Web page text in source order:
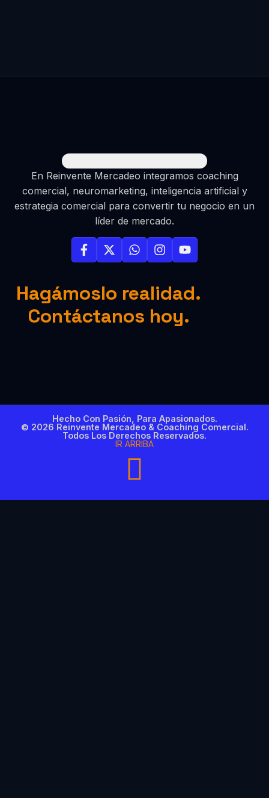
En Reinvente Mercadeo integramos coaching
comercial, neuromarketing, inteligencia artificial y
estrategia comercial para convertir tu negocio en un
líder de mercado.
Hagámoslo realidad.
Contáctanos hoy.
Hecho Con Pasión, Para Apasionados.
© 2026 Reinvente Mercadeo & Coaching Comercial.
Todos Los Derechos Reservados.
IR ARRIBA